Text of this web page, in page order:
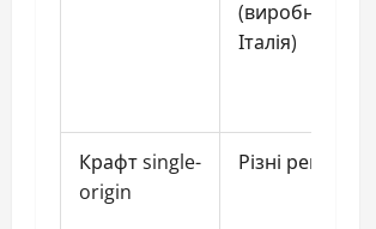
(виробництво
Італія)
Крафт single-
origin
Різні регіони